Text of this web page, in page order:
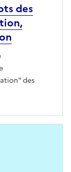
des
des